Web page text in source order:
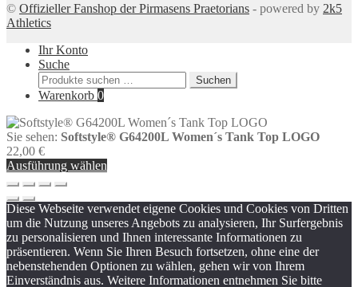
© Offizieller Fanshop der Pirmasens Praetorians - powered by 2k5
Athletics
Ihr Konto
Suche
Suchen
nach:
Suchen
Warenkorb 0
Sie sehen: Softstyle® G64200L Women´s Tank Top LOGO
22,00 €
Ausführung wählen
Diese Webseite verwendet eigene Cookies und Cookies von Dritten
um die Nutzung unseres Angebots zu analysieren, Ihr Surfergebnis
zu personalisieren und Ihnen interessante Informationen zu
präsentieren. Wenn Sie Ihren Besuch fortsetzen, ohne eine der
nebenstehenden Optionen zu wählen, gehen wir von Ihrem
Einverständnis aus. Weitere Informationen entnehmen Sie bitte